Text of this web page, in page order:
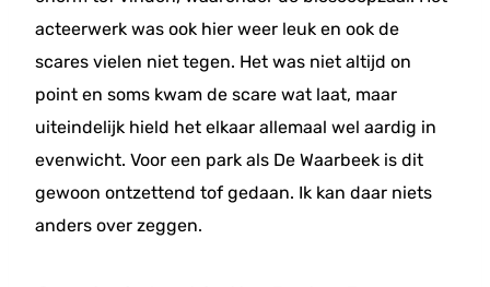
acteerwerk was ook hier weer leuk en ook de
scares vielen niet tegen. Het was niet altijd on
point en soms kwam de scare wat laat, maar
uiteindelijk hield het elkaar allemaal wel aardig in
evenwicht. Voor een park als De Waarbeek is dit
gewoon ontzettend tof gedaan. Ik kan daar niets
anders over zeggen.